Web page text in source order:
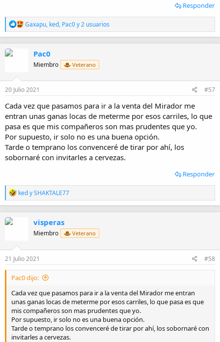
Responder
R
e
a
e
s
Gaxapu, ked, Pac0y 2 usuarios
Pac0
Miembro Veterano
20 Julio 2021 #57
Cada vez que pasamos para ir a la venta del Mirador me
entran unas ganas locas de meterme por esos carriles, lo que
pasa es que mis compañeros son mas prudentes que yo.
Por supuesto, ir solo no es una buena opción.
Tarde o temprano los convenceré de tirar por ahí, los
sobornaré con invitarles a cervezas.
Responder
R
e
a
n
e
s
kedySHAKTALE77
visperas
Miembro Veterano
21 Julio 2021 #58
Pac0 dijo:
Cada vez que pasamos para ir a la venta del Mirador me entran
unas ganas locas de meterme por esos carriles, lo que pasa es que
mis compañeros son mas prudentes que yo.
Por supuesto, ir solo no es una buena opción.
Tarde o temprano los convenceré de tirar por ahí, los sobornaré con
invitarles a cervezas.